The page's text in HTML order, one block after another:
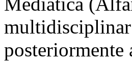
multidisciplinar